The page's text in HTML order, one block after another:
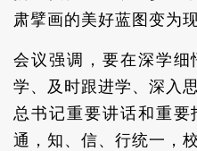
肃擘画的美好蓝图变为现
会议强调，要在深学
学、及时跟进学、深入
总书记重要讲话和重
通，知、信、行统一，